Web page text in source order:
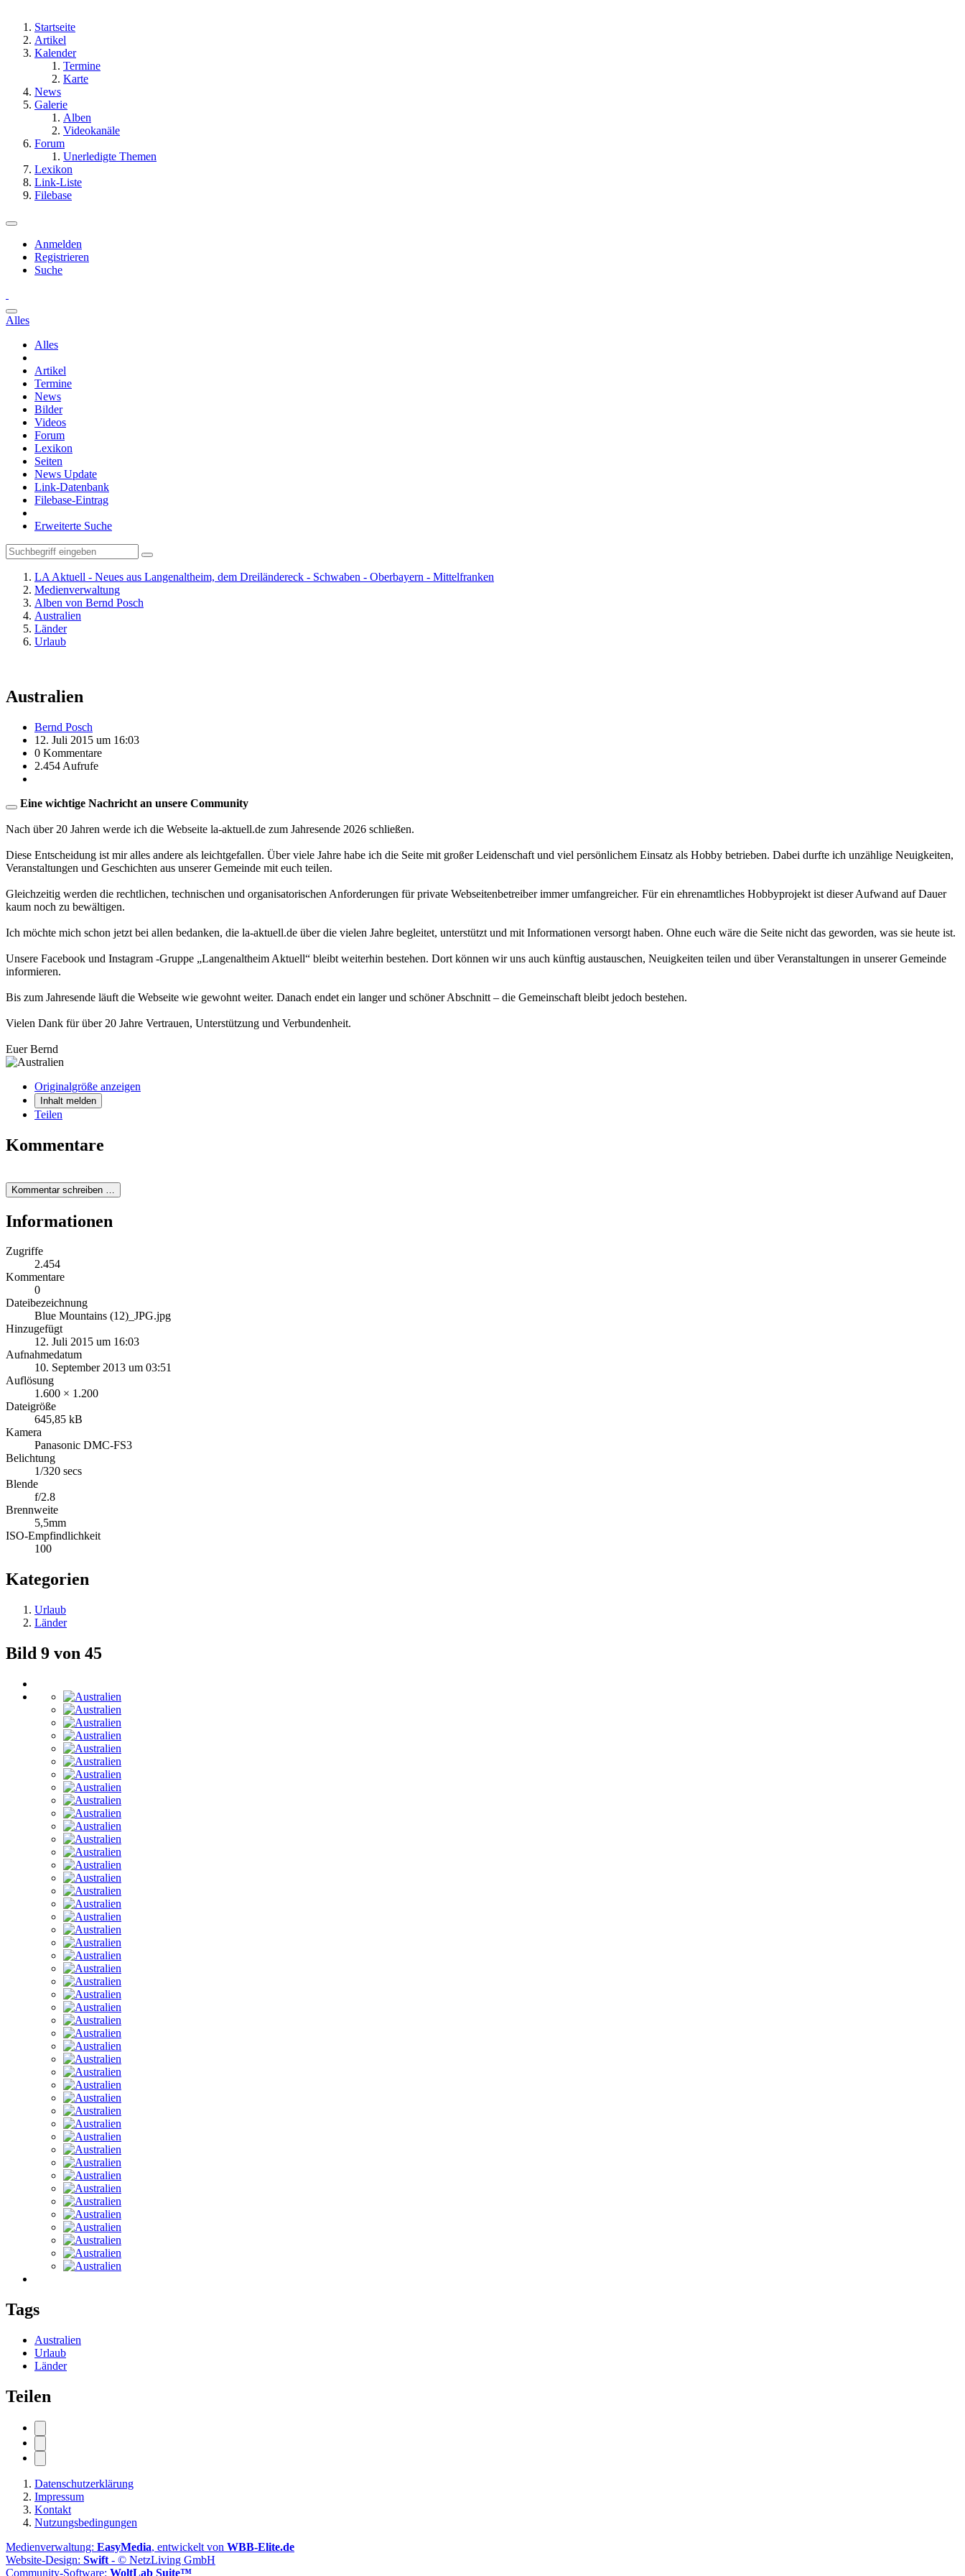
Startseite
Artikel
Kalender
Termine
Karte
News
Galerie
Alben
Videokanäle
Forum
Unerledigte Themen
Lexikon
Link-Liste
Filebase
Anmelden
Registrieren
Suche
Alles
Alles
Artikel
Termine
News
Bilder
Videos
Forum
Lexikon
Seiten
News Update
Link-Datenbank
Filebase-Eintrag
Erweiterte Suche
LA Aktuell - Neues aus Langenaltheim, dem Dreiländereck - Schwaben - Oberbayern - Mittelfranken
Medienverwaltung
Alben von Bernd Posch
Australien
Länder
Urlaub
Australien
Bernd Posch
12. Juli 2015 um 16:03
0 Kommentare
2.454 Aufrufe
Eine wichtige Nachricht an unsere Community
Nach über 20 Jahren werde ich die Webseite la-aktuell.de zum Jahresende 2026 schließen.
Diese Entscheidung ist mir alles andere als leichtgefallen. Über viele Jahre habe ich die Seite mit großer Leidenschaft und viel persönlichem Einsatz als Hobby betrieben. Dabei durfte ich unzählige Neuigkeiten,
Veranstaltungen und Geschichten aus unserer Gemeinde mit euch teilen.
Gleichzeitig werden die rechtlichen, technischen und organisatorischen Anforderungen für private Webseitenbetreiber immer umfangreicher. Für ein ehrenamtliches Hobbyprojekt ist dieser Aufwand auf Dauer
kaum noch zu bewältigen.
Ich möchte mich schon jetzt bei allen bedanken, die la-aktuell.de über die vielen Jahre begleitet, unterstützt und mit Informationen versorgt haben. Ohne euch wäre die Seite nicht das geworden, was sie heute ist.
Unsere Facebook und Instagram -Gruppe „Langenaltheim Aktuell“ bleibt weiterhin bestehen. Dort können wir uns auch künftig austauschen, Neuigkeiten teilen und über Veranstaltungen in unserer Gemeinde
informieren.
Bis zum Jahresende läuft die Webseite wie gewohnt weiter. Danach endet ein langer und schöner Abschnitt – die Gemeinschaft bleibt jedoch bestehen.
Vielen Dank für über 20 Jahre Vertrauen, Unterstützung und Verbundenheit.
Euer Bernd
Originalgröße anzeigen
Inhalt melden
Teilen
Kommentare
Kommentar schreiben …
Informationen
Zugriffe
2.454
Kommentare
0
Dateibezeichnung
Blue Mountains (12)_JPG.jpg
Hinzugefügt
12. Juli 2015 um 16:03
Aufnahmedatum
10. September 2013 um 03:51
Auflösung
1.600 × 1.200
Dateigröße
645,85 kB
Kamera
Panasonic DMC-FS3
Belichtung
1/320 secs
Blende
f/2.8
Brennweite
5,5mm
ISO-Empfindlichkeit
100
Kategorien
Urlaub
Länder
Bild 9 von 45
Tags
Australien
Urlaub
Länder
Teilen
Datenschutzerklärung
Impressum
Kontakt
Nutzungsbedingungen
Medienverwaltung: EasyMedia, entwickelt von WBB-Elite.de
Website-Design: Swift - © NetzLiving GmbH
Community-Software: WoltLab Suite™